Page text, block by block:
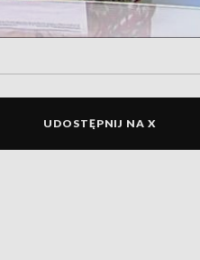
UDOSTĘPNIJ NA X